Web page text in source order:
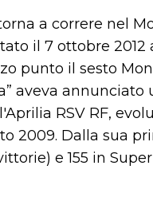
a correre nel
il 7 ottobre 2012
punto il sesto
aveva annunciato
RSV RF,
2009. Dalla sua
e 155 in